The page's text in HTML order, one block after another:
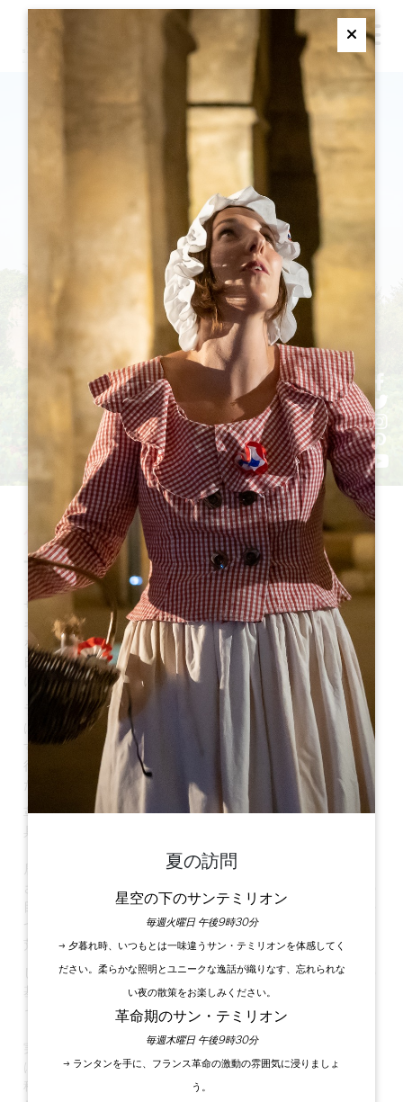
ウルスリー会修道院
修道
女とマカロン！
サンテミリオンの町は、その起源以来、ベネディクト会、オー
ギュスタン会、フランシスコ会、そして最終的にはドミニコ会
を迎え入れ、大きな宗教的存在感を示してきた。1620年6月1
日、サン・ウルスル修道会のシスターたちがサン・テミリオン
に定住する。
ラクロワ夫人によって設立されたこの修道院と 18人の修道女
、サンテミリオンの 貧しい階層の少女たちに無償で教育を施
すことを主な目的としていた。設立から3年後にペストが大流
行した後、シスターたちは最大80人の女学生を受け入れまし
たが、その数は8人にまで減少しました。
革命が勃発すると、教会の財産は国有化され、教会、2つの聖
ト、薪と藁でできたチャイ、豚小屋、井戸、庭と中庭からなる
居住施設の目録が作成された。数年後の1792年、命令は禁止
され、革命刑務所、憲兵隊、そして最後にブドウ園という別の
目的に使用されるために物品が売却される。このワインは、か
つての修道院のペンの恩恵を受けているが、建物自体は徐々に
荒廃している。
しかし今日でも、この修道女たちの記憶は、かつての修道院の
基礎を通して、また時折村の通りに漂うアーモンドの香りによ
、村に息づいている...。
実際、伝説によると、シスターの一人である
、革命以来貧困にあえいでおり、避難所と食料と引き換えに
秘密のレシピを公開することを提案した...レシピはすぐにサン
夏の訪問
星空の下のサンテミリオン
毎週火曜日 午後9時30分
→ 夕暮れ時、いつもとは一味違うサン・テミリオンを体感してく
ださい。柔らかな照明とユニークな逸話が織りなす、忘れられな
い夜の散策をお楽しみください。
革命期のサン・テミリオン
毎週木曜日 午後9時30分
→ ランタンを手に、フランス革命の激動の雰囲気に浸りましょ
う。